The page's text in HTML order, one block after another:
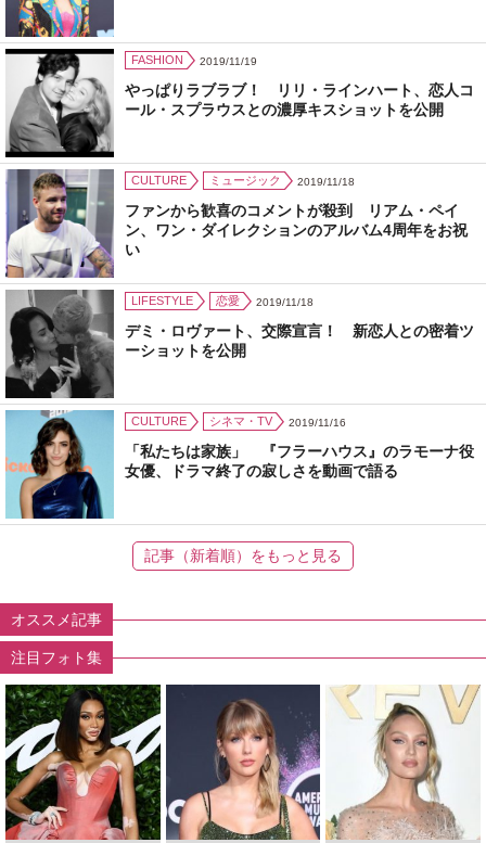
FASHION 2019/11/19
やっぱりラブラブ！ リリ・ラインハート、恋人コ
ール・スプラウスとの濃厚キスショットを公開
CULTURE ミュージック 2019/11/18
ファンから歓喜のコメントが殺到 リアム・ペイ
ン、ワン・ダイレクションのアルバム4周年をお祝
い
LIFESTYLE 恋愛 2019/11/18
デミ・ロヴァート、交際宣言！ 新恋人との密着ツ
ーショットを公開
CULTURE シネマ・TV 2019/11/16
「私たちは家族」 『フラーハウス』のラモーナ役
女優、ドラマ終了の寂しさを動画で語る
記事（新着順）をもっと見る
オススメ記事
注目フォト集